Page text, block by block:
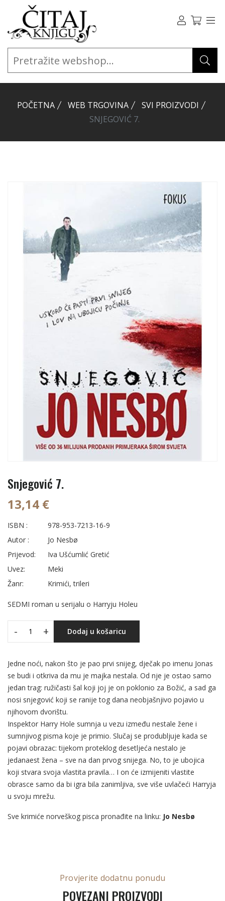
POČETNA WEB TRGOVINA
SVI PROIZVODI
SNJEGOVIĆ 7.
Snjegović 7.
13,14 €
ISBN :
978-953-7213-16-9
Autor :
Jo Nesbø
Prijevod:
Iva Ušćumlić Gretić
Uvez:
Meki
Žanr:
Krimići, trileri
SEDMI roman u serijalu o Harryju Holeu
- + Dodaj u košaricu
Jedne noći, nakon što je pao prvi snijeg, dječak po imenu Jonas
se budi i otkriva da mu je majka nestala. Od nje je ostao samo
jedan trag: ružičasti šal koji joj je on poklonio za Božić, a sad ga
nosi snjegović koji se ranije tog dana neobjašnjivo pojavio u
njihovom dvorištu.
Inspektor Harry Hole sumnja u vezu između nestale žene i
sumnjivog pisma koje je primio. Slučaj se produbljuje kada se
pojavi obrazac: tijekom proteklog desetljeća nestalo je
jedanaest žena – sve na dan prvog snijega. No, to je ubojica
koji stvara svoja vlastita pravila… I on će izmijeniti vlastite
obrasce samo da bi igra bila zanimljiva, sve više uvlačeći Harryja
u svoju mrežu.
Sve krimiće norveškog pisca pronađite na linku: Jo Nesbø
Provjerite dodatnu ponudu
POVEZANI PROIZVODI